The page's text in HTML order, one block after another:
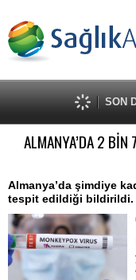
SON
ALMANYA’DA 2
Almanya’da şimdiye
tespit edildiği bildirildi.